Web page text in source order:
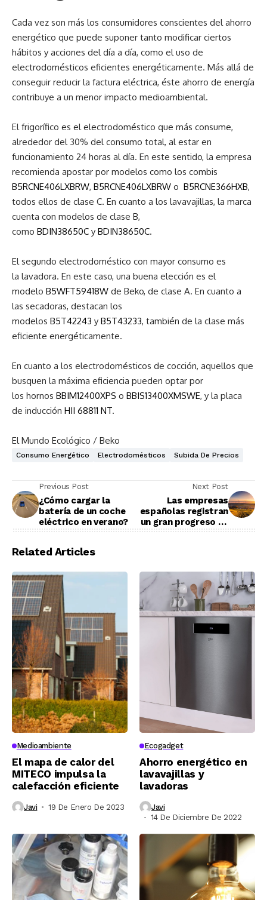
Cada vez son más los consumidores conscientes del ahorro
energético que puede suponer tanto modificar ciertos
hábitos y acciones del día a día, como el uso de
electrodomésticos eficientes energéticamente. Más allá de
conseguir reducir la factura eléctrica, éste ahorro de energía
contribuye a un menor impacto medioambiental.
El frigorífico es el electrodoméstico que más consume,
alrededor del 30% del consumo total, al estar en
funcionamiento 24 horas al día. En este sentido, la empresa
recomienda apostar por modelos como los combis
B5RCNE406LXBRW, B5RCNE406LXBRW o B5RCNE366HXB,
todos ellos de clase C. En cuanto a los lavavajillas, la marca
cuenta con modelos de clase B,
como BDIN38650C y BDIN38650C.
El segundo electrodoméstico con mayor consumo es
la lavadora. En este caso, una buena elección es el
modelo B5WFT59418W de Beko, de clase A. En cuanto a
las secadoras, destacan los
modelos B5T42243 y B5T43233, también de la clase más
eficiente energéticamente.
En cuanto a los electrodomésticos de cocción, aquellos que
busquen la máxima eficiencia pueden optar por
los hornos BBIM12400XPS o BBIS13400XMSWE, y la placa
de inducción HII 68811 NT.
El Mundo Ecológico / Beko
Consumo Energético Electrodomésticos Subida De Precios
Previous Post
¿Cómo cargar la
batería de un coche
eléctrico en verano?
Next Post
Las empresas
españolas registran
un gran progreso en
Related Articles
Medioambiente
El mapa de calor del
MITECO impulsa la
calefacción eficiente
Javi 19 De Enero De 2023
Ecogadget
Ahorro energético en
lavavajillas y
lavadoras
Javi
14 De Diciembre De 2022